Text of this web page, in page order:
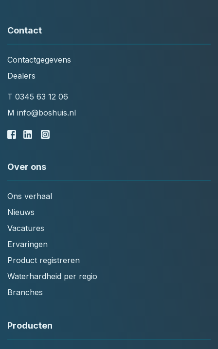
Contact
Contactgegevens
Dealers
T 0345 63 12 06
M info@boshuis.nl
Over ons
Ons verhaal
Nieuws
Vacatures
Ervaringen
Product registreren
Waterhardheid per regio
Branches
Producten